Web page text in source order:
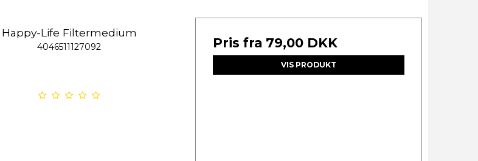
Happy-Life Filtermedium
4046511127092 Pris fra 79,00 DKK
VIS PRODUKT